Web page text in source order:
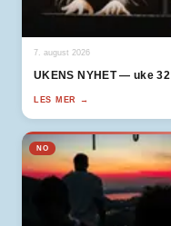
7. august 2026
UKENS NYHET — uke 32
LES MER →
NO